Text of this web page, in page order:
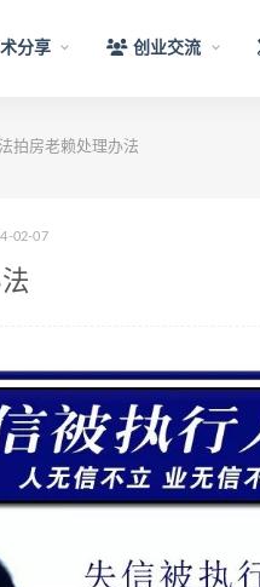
分享 创业交流
法拍房老赖处理办法
02-07